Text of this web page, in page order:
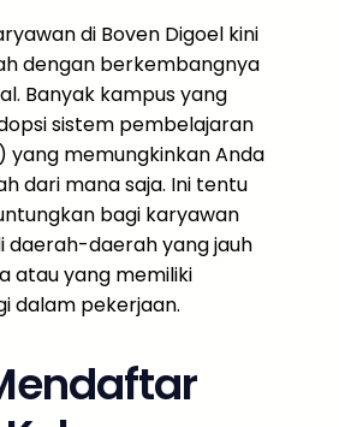
di Boven Digoel kini
dengan berkembangnya
Banyak kampus yang
sistem pembelajaran
yang memungkinkan Anda
dari mana saja. Ini tentu
bagi karyawan
daerah-daerah yang jauh
atau yang memiliki
dalam pekerjaan.